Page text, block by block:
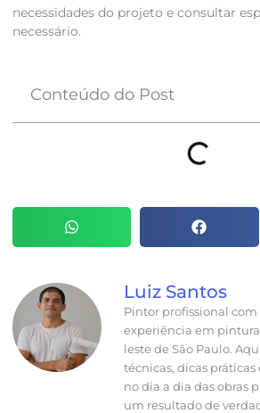
necessidades do projeto e consultar
necessário.
Conteúdo do Post
Luiz Santos
Pintor profissional com
experiência em
leste de São Paulo.
técnicas, dicas
no dia a dia das obras
um resultado de